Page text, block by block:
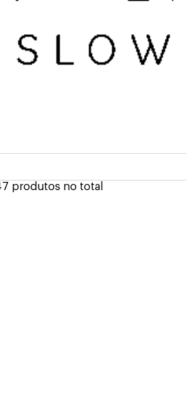
produtos no total